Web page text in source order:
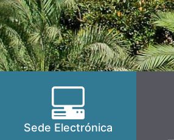
Sede Electrónica